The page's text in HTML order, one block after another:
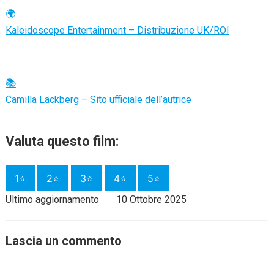
🌍
Kaleidoscope Entertainment – Distribuzione UK/ROI
📚
Camilla Läckberg – Sito ufficiale dell’autrice
Valuta questo film:
1⭐ 2⭐ 3⭐ 4⭐ 5⭐
Ultimo aggiornamento 10 Ottobre 2025
Lascia un commento